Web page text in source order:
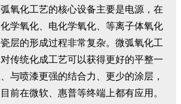
氧化工艺的核心设备主要是电源，在
学氧化、电化学氧化、等离子体氧化
层的形成过程非常复杂。微弧氧化工
传统化成工艺可以获得更好的平整一
与喷漆更强的结合力、更少的涂层，
前在微软、惠普等终端上都有应用。